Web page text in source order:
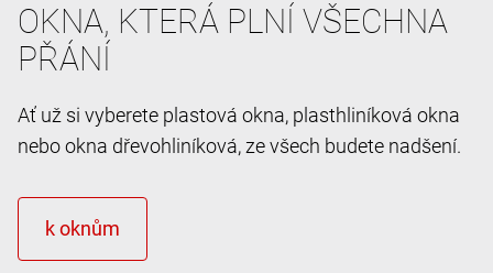
OKNA, KTERÁ PLNÍ VŠECHNA
PŘÁNÍ
Ať už si vyberete plastová okna, plasthliníková okna
nebo okna dřevohliníková, ze všech budete nadšení.